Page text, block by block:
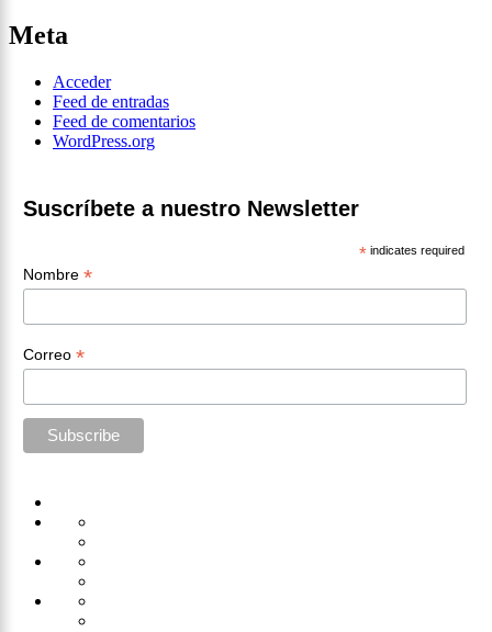
Meta
Acceder
Feed de entradas
Feed de comentarios
WordPress.org
Suscríbete a nuestro Newsletter
* indicates required
Nombre *
Correo *
Administración
Capacitación
Desarrollo